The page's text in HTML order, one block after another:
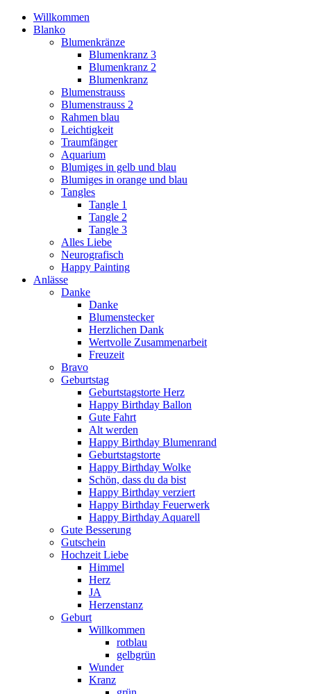
Willkommen
Blanko
Blumenkränze
Blumenkranz 3
Blumenkranz 2
Blumenkranz
Blumenstrauss
Blumenstrauss 2
Rahmen blau
Leichtigkeit
Traumfänger
Aquarium
Blumiges in gelb und blau
Blumiges in orange und blau
Tangles
Tangle 1
Tangle 2
Tangle 3
Alles Liebe
Neurografisch
Happy Painting
Anlässe
Danke
Danke
Blumenstecker
Herzlichen Dank
Wertvolle Zusammenarbeit
Freuzeit
Bravo
Geburtstag
Geburtstagstorte Herz
Happy Birthday Ballon
Gute Fahrt
Alt werden
Happy Birthday Blumenrand
Geburtstagstorte
Happy Birthday Wolke
Schön, dass du da bist
Happy Birthday verziert
Happy Birthday Feuerwerk
Happy Birthday Aquarell
Gute Besserung
Gutschein
Hochzeit Liebe
Himmel
Herz
JA
Herzenstanz
Geburt
Willkommen
rotblau
gelbgrün
Wunder
Kranz